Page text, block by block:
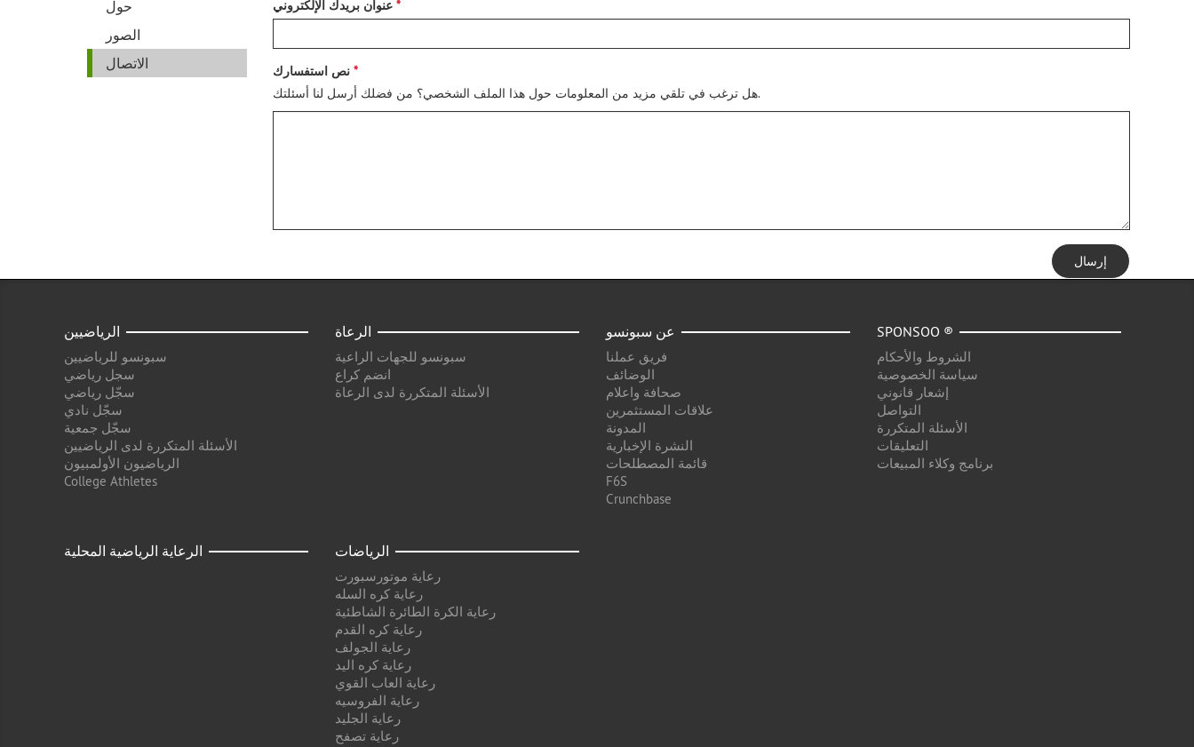
حول
الصور
الاتصال
عنوان بريدك الإلكتروني
نص استفسارك
هل ترغب في تلقي مزيد من المعلومات حول هذا الملف الشخصي؟ من فضلك أرسل لنا أسئلتك.
إرسال
الرياضيين
سبونسو للرياضيين
سجل رياضي
سجّل رياضي
سجّل نادي
سجّل جمعية
الأسئلة المتكررة لدى الرياضيين
الرياضيون الأولمبيون
College Athletes
الرعاة
سبونسو للجهات الراعية
انضم كراع
الأسئلة المتكررة لدى الرعاة
عن سبونسو
فريق عملنا
الوضائف
صحافة واعلام
علاقات المستثمرين
المدونة
النشرة الإخبارية
قائمة المصطلحات
F6S
Crunchbase
SPONSOO ®
الشروط والأحكام
سياسة الخصوصية
إشعار قانوني
التواصل
الأسئلة المتكررة
التعليقات
برنامج وكلاء المبيعات
الرعاية الرياضية المحلية الرياضات
رعاية موتورسبورت
رعاية كره السله
رعاية الكرة الطائرة الشاطئية
رعاية كره القدم
رعاية الجولف
رعاية كره اليد
رعاية العاب القوي
رعاية الفروسيه
رعاية الجليد
رعاية تصفح